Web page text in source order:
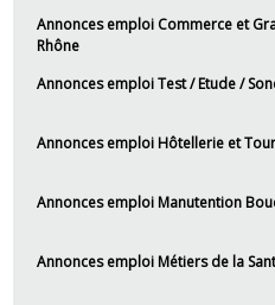
Annonces emploi Commerce et
Rhône
Annonces emploi Test / Etude /
Annonces emploi Hôtellerie et
Annonces emploi Manutention
Annonces emploi Métiers de la